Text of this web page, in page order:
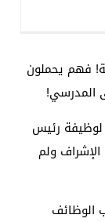
فهم يحملون
المدرسي!
لوظيفة رئيس
ولم
الوظائف